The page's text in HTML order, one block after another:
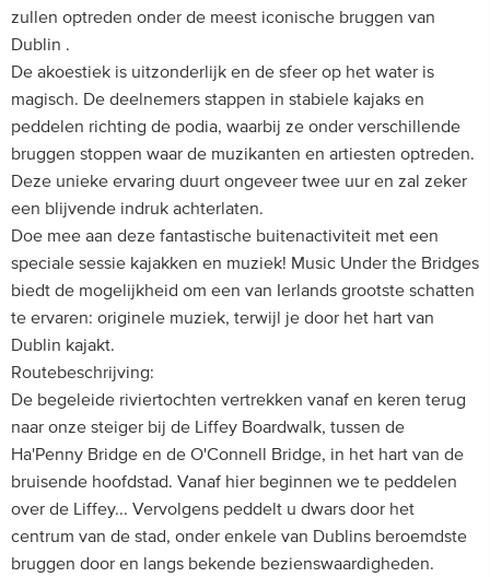
zullen optreden onder de meest iconische bruggen van
Dublin .
De akoestiek is uitzonderlijk en de sfeer op het water is
magisch. De deelnemers stappen in stabiele kajaks en
peddelen richting de podia, waarbij ze onder verschillende
bruggen stoppen waar de muzikanten en artiesten optreden.
Deze unieke ervaring duurt ongeveer twee uur en zal zeker
een blijvende indruk achterlaten.
Doe mee aan deze fantastische buitenactiviteit met een
speciale sessie kajakken en muziek! Music Under the Bridges
biedt de mogelijkheid om een van Ierlands grootste schatten
te ervaren: originele muziek, terwijl je door het hart van
Dublin kajakt.
Routebeschrijving:
De begeleide riviertochten vertrekken vanaf en keren terug
naar onze steiger bij de Liffey Boardwalk, tussen de
Ha'Penny Bridge en de O'Connell Bridge, in het hart van de
bruisende hoofdstad. Vanaf hier beginnen we te peddelen
over de Liffey... Vervolgens peddelt u dwars door het
centrum van de stad, onder enkele van Dublins beroemdste
bruggen door en langs bekende bezienswaardigheden.